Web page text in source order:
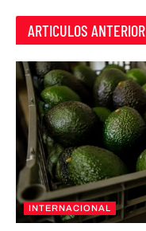
ARTICULOS
INTERNACIONAL